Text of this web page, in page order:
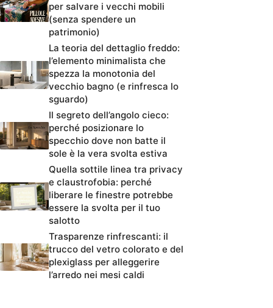
per salvare i vecchi mobili
(senza spendere un
patrimonio)
La teoria del dettaglio freddo:
l’elemento minimalista che
spezza la monotonia del
vecchio bagno (e rinfresca lo
sguardo)
Il segreto dell’angolo cieco:
perché posizionare lo
specchio dove non batte il
sole è la vera svolta estiva
Quella sottile linea tra privacy
e claustrofobia: perché
liberare le finestre potrebbe
essere la svolta per il tuo
salotto
Trasparenze rinfrescanti: il
trucco del vetro colorato e del
plexiglass per alleggerire
l’arredo nei mesi caldi